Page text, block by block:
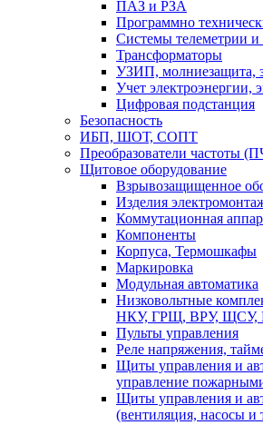
ПАЗ и РЗА
Программно
Системы телеметрии и
Трансформаторы
УЗИП, молниезащита,
Учет электроэнергии,
Цифровая подстанция
Безопасность
ИБП, ШОТ, СОПТ
Преобразователи частоты
Щитовое оборудование
Взрывозащищенное
Изделия
Коммутационная
Компоненты
Корпуса, Термошкафы
Маркировка
Модульная автоматика
Низковольтные
НКУ, ГРЩ, ВРУ, ЩСУ,
Пульты управления
Реле напряжения,
Щиты управления и
управление
Щиты управления и
(вентиляция, насосы и